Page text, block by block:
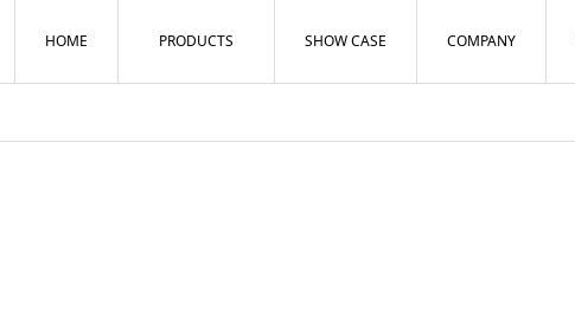
HOME PRODUCTS SHOW CASE COMPANY